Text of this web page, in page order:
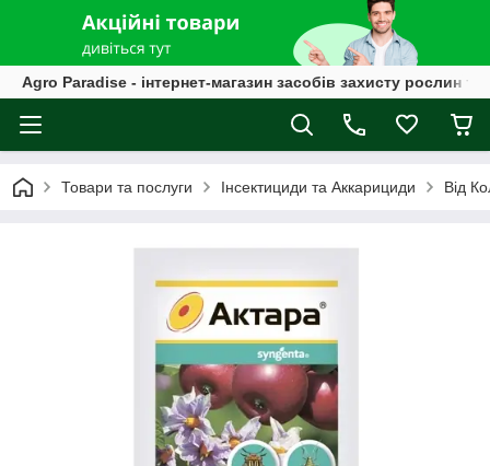
Agro Paradise - інтернет-магазин засобів захисту рослин
Товари та послуги Інсектициди та Аккарициди Від